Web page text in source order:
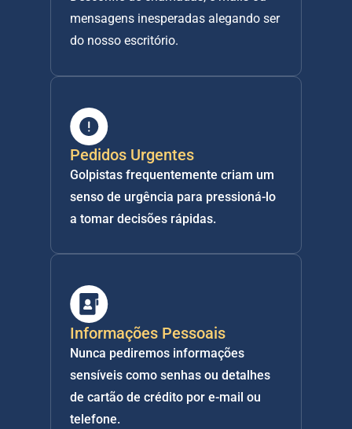
mensagens inesperadas alegando ser
do nosso escritório.
Pedidos Urgentes
Golpistas frequentemente criam um
senso de urgência para pressioná-lo
a tomar decisões rápidas.
Informações Pessoais
Nunca pediremos informações
sensíveis como senhas ou detalhes
de cartão de crédito por e-mail ou
telefone.